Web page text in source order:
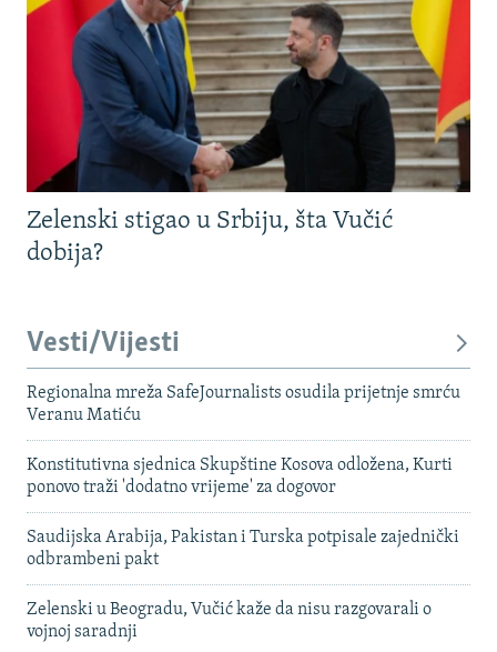
Zelenski stigao u Srbiju, šta Vučić
dobija?
Vesti/Vijesti
Regionalna mreža SafeJournalists osudila prijetnje smrću
Veranu Matiću
Konstitutivna sjednica Skupštine Kosova odložena, Kurti
ponovo traži 'dodatno vrijeme' za dogovor
Saudijska Arabija, Pakistan i Turska potpisale zajednički
odbrambeni pakt
Zelenski u Beogradu, Vučić kaže da nisu razgovarali o
vojnoj saradnji